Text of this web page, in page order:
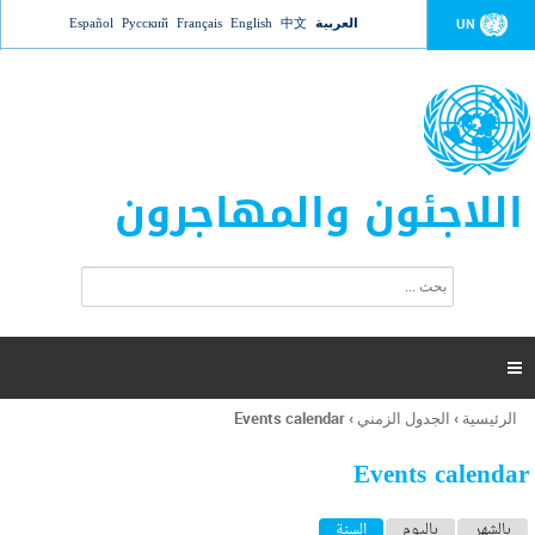
Jump to navigation UN العربية 中文
English
Français
Русский
Español
اللاجئون والمهاجرون
ت
ر
ل
ح
ب

أنت
هنا
الرئيسية › الجدول الزمني ›
Events calendar
Events calendar